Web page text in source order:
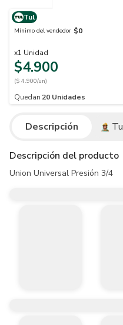
Tul
Mínimo del vendedor $0
x1 Unidad
$4.900
($ 4.900/un)
Quedan 20 Unidades
Descripción
Descripción del producto
Union Universal Presión 3/4